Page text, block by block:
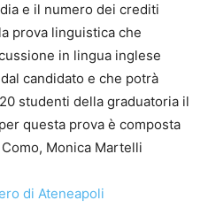
e il numero dei crediti
prova linguistica che
in lingua inglese
candidato e che potrà
studenti della graduatoria il
questa prova è composta
Monica Martelli
di Ateneapoli